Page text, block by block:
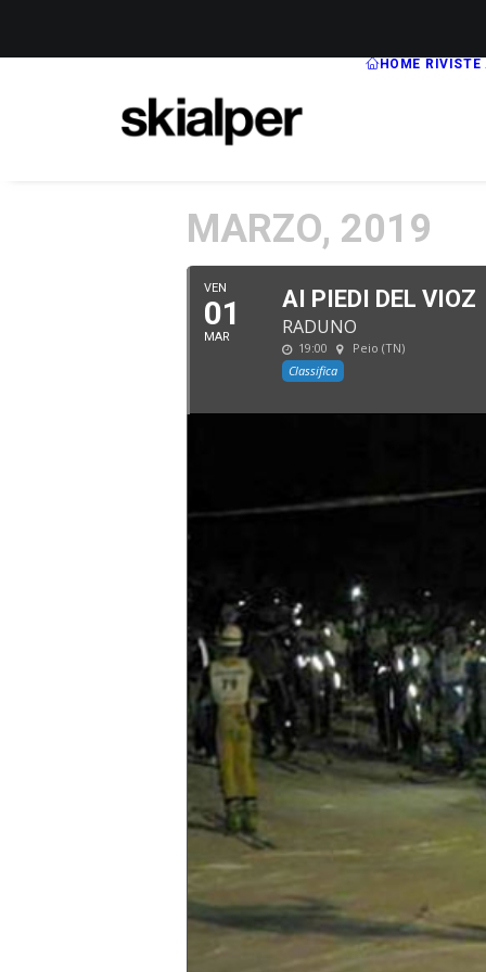
HOME RIVISTE
MARZO, 2019
VEN
01
MAR
AI PIEDI DEL VIOZ
RADUNO
19:00
Peio (TN)
Classifica